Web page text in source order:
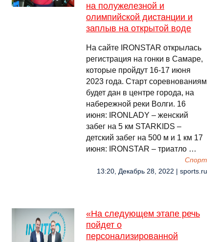
на полужелезной и
олимпийской дистанции и
заплыв на открытой воде
На сайте IRONSTAR открылась
регистрация на гонки в Самаре,
которые пройдут 16-17 июня
2023 года. Старт соревнованиям
будет дан в центре города, на
набережной реки Волги. 16
июня: IRONLADY – женский
забег на 5 км STARKIDS –
детский забег на 500 м и 1 км 17
июня: IRONSTAR – триатло …
Спорт
13:20, Декабрь 28, 2022 | sports.ru
«На следующем этапе речь
пойдет о
персонализированной